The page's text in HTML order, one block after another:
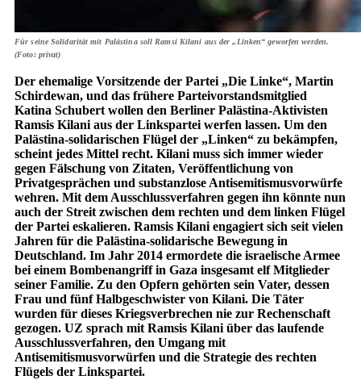
Für seine Solidarität mit Palästina soll Ramsi Kilani aus der „Linken“ geworfen werden.
(Foto: privat)
Der ehemalige Vorsitzende der Partei „Die Linke“, Martin
Schirdewan, und das frühere Parteivorstandsmitglied
Katina Schubert wollen den Berliner Palästina-Aktivisten
Ramsis Kilani aus der Linkspartei werfen lassen. Um den
Palästina-solidarischen Flügel der „Linken“ zu bekämpfen,
scheint jedes Mittel recht. Kilani muss sich immer wieder
gegen Fälschung von Zitaten, Veröffentlichung von
Privatgesprächen und substanzlose Antisemitismusvorwürfe
wehren. Mit dem Ausschlussverfahren gegen ihn könnte nun
auch der Streit zwischen dem rechten und dem linken Flügel
der Partei eskalieren. Ramsis Kilani engagiert sich seit vielen
Jahren für die Palästina-solidarische Bewegung in
Deutschland. Im Jahr 2014 ermordete die israelische Armee
bei einem Bombenangriff in Gaza insgesamt elf Mitglieder
seiner Familie. Zu den Opfern gehörten sein Vater, dessen
Frau und fünf Halbgeschwister von Kilani. Die Täter
wurden für dieses Kriegsverbrechen nie zur Rechenschaft
gezogen. UZ sprach mit Ramsis Kilani über das laufende
Ausschlussverfahren, den Umgang mit
Antisemitismusvorwürfen und die Strategie des rechten
Flügels der Linkspartei.